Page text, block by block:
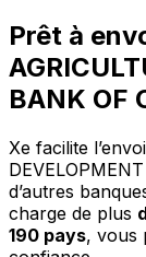
Prêt à
BANK OF
Xe facilite
d’autres
charge de plus
190 pays, vous